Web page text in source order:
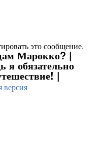
это сообщение.
Марокко? |
я обязательно
|
версия